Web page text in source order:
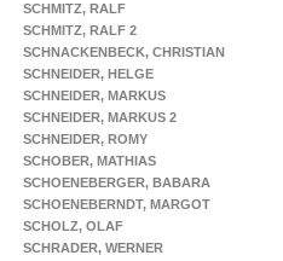
SCHMITZ, RALF
SCHMITZ, RALF 2
SCHNACKENBECK, CHRISTIAN
SCHNEIDER, HELGE
SCHNEIDER, MARKUS
SCHNEIDER, MARKUS 2
SCHNEIDER, ROMY
SCHOBER, MATHIAS
SCHOENEBERGER, BABARA
SCHOENEBERNDT, MARGOT
SCHOLZ, OLAF
SCHRADER, WERNER